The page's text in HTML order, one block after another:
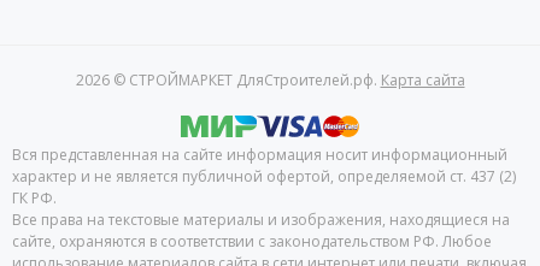
2026 © СТРОЙМАРКЕТ ДляСтроителей.рф. Карта сайта
Вся представленная на сайте информация носит информационный
характер и не является публичной офертой, определяемой ст. 437 (2)
ГК РФ.
Все права на текстовые материалы и изображения, находящиеся на
сайте, охраняются в соответствии с законодательством РФ. Любое